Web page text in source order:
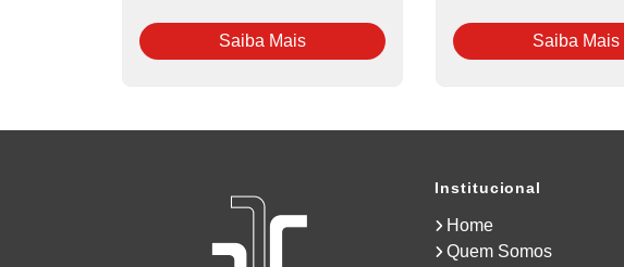
Saiba Mais Saiba Mais
Institucional
Home
Quem Somos